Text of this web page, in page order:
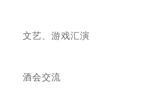
文艺、游戏汇演
酒会交流